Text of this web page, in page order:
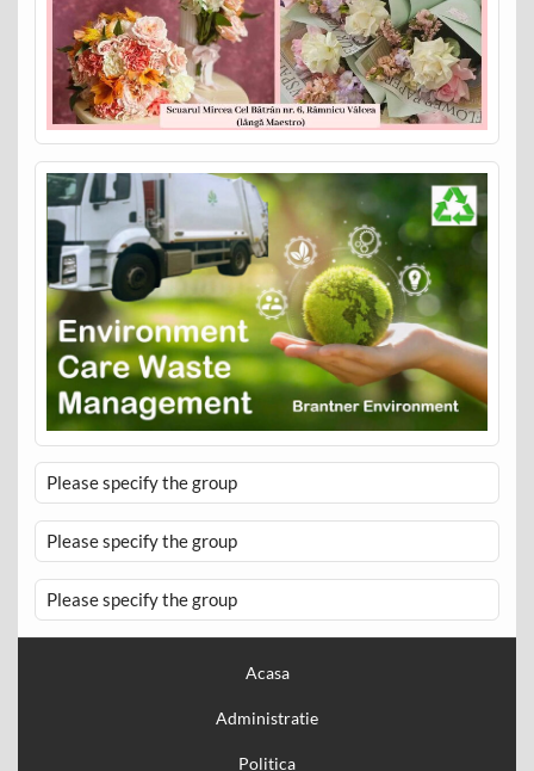
Please specify the group
Please specify the group
Please specify the group
Acasa
Administratie
Politica